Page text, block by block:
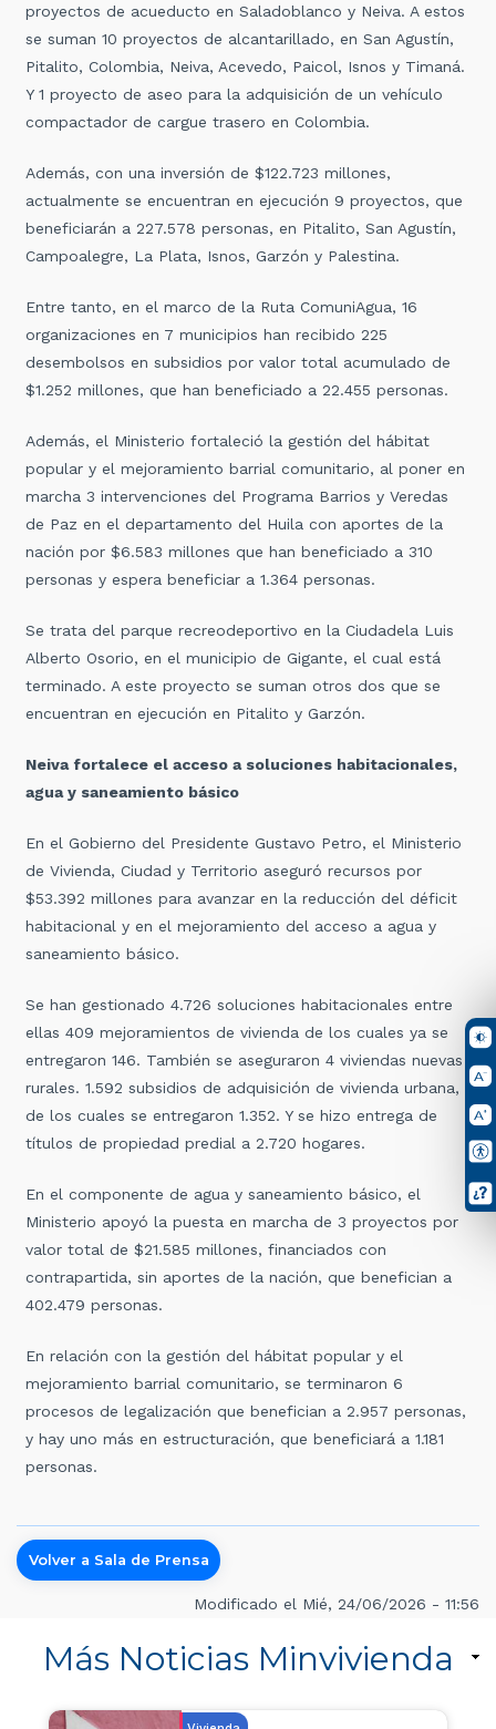
proyectos de acueducto en Saladoblanco y Neiva. A estos
se suman 10 proyectos de alcantarillado, en San Agustín,
Pitalito, Colombia, Neiva, Acevedo, Paicol, Isnos y Timaná.
Y 1 proyecto de aseo para la adquisición de un vehículo
compactador de cargue trasero en Colombia.
Además, con una inversión de $122.723 millones,
actualmente se encuentran en ejecución 9 proyectos, que
beneficiarán a 227.578 personas, en Pitalito, San Agustín,
Campoalegre, La Plata, Isnos, Garzón y Palestina.
Entre tanto, en el marco de la Ruta ComuniAgua, 16
organizaciones en 7 municipios han recibido 225
desembolsos en subsidios por valor total acumulado de
$1.252 millones, que han beneficiado a 22.455 personas.
Además, el Ministerio fortaleció la gestión del hábitat
popular y el mejoramiento barrial comunitario, al poner en
marcha 3 intervenciones del Programa Barrios y Veredas
de Paz en el departamento del Huila con aportes de la
nación por $6.583 millones que han beneficiado a 310
personas y espera beneficiar a 1.364 personas.
Se trata del parque recreodeportivo en la Ciudadela Luis
Alberto Osorio, en el municipio de Gigante, el cual está
terminado. A este proyecto se suman otros dos que se
encuentran en ejecución en Pitalito y Garzón.
Neiva fortalece el acceso a soluciones habitacionales,
agua y saneamiento básico
En el Gobierno del Presidente Gustavo Petro, el Ministerio
de Vivienda, Ciudad y Territorio aseguró recursos por
$53.392 millones para avanzar en la reducción del déficit
habitacional y en el mejoramiento del acceso a agua y
saneamiento básico.
Se han gestionado 4.726 soluciones habitacionales entre
ellas 409 mejoramientos de vivienda de los cuales ya se
entregaron 146. También se aseguraron 4 viviendas nuevas
rurales. 1.592 subsidios de adquisición de vivienda urbana,
de los cuales se entregaron 1.352. Y se hizo entrega de
títulos de propiedad predial a 2.720 hogares.
En el componente de agua y saneamiento básico, el
Ministerio apoyó la puesta en marcha de 3 proyectos por
valor total de $21.585 millones, financiados con
contrapartida, sin aportes de la nación, que benefician a
402.479 personas.
En relación con la gestión del hábitat popular y el
mejoramiento barrial comunitario, se terminaron 6
procesos de legalización que benefician a 2.957 personas,
y hay uno más en estructuración, que beneficiará a 1.181
personas.
Volver a Sala de Prensa
Modificado el Mié, 24/06/2026 - 11:56
Más Noticias Minvivienda